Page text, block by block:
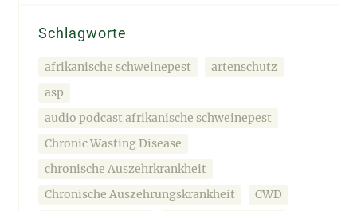
Schlagworte
afrikanische schweinepest
artenschutz
asp
audio podcast afrikanische schweinepest
Chronic Wasting Disease
chronische Auszehrkrankheit
Chronische Auszehrungskrankheit
CWD